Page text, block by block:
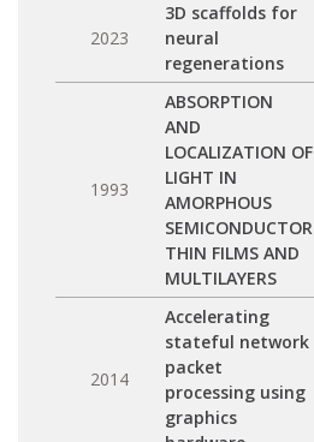
2023
3D scaffolds for
neural
regenerations
1993
ABSORPTION
AND
LOCALIZATION OF
LIGHT IN
AMORPHOUS
SEMICONDUCTOR
THIN FILMS AND
MULTILAYERS
2014
Accelerating
stateful network
packet
processing using
graphics